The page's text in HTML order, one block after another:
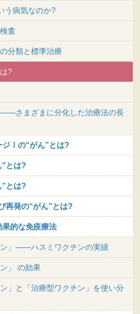
う病気なのか?
査
分類と標準治療
?
さまざまに分化した治療法の長
ジⅠの“がん”とは?
とは?
とは?
再発の“がん”とは?
的な免疫療法
ン」――ハスミワクチンの実績
」 の効果
ン」と「治療型ワクチン」を使い分